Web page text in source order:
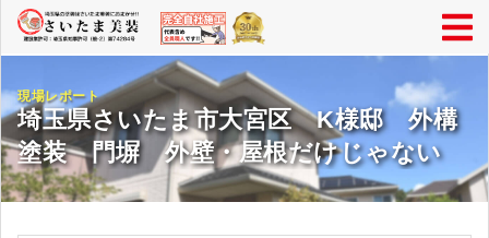
現場レポート
埼玉県さいたま市大宮区 K様邸 外構
塗装 門塀 外壁・屋根だけじゃない